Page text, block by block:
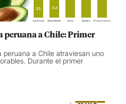
peruana a Chile: Primer
peruana a Chile atraviesan uno
Durante el primer